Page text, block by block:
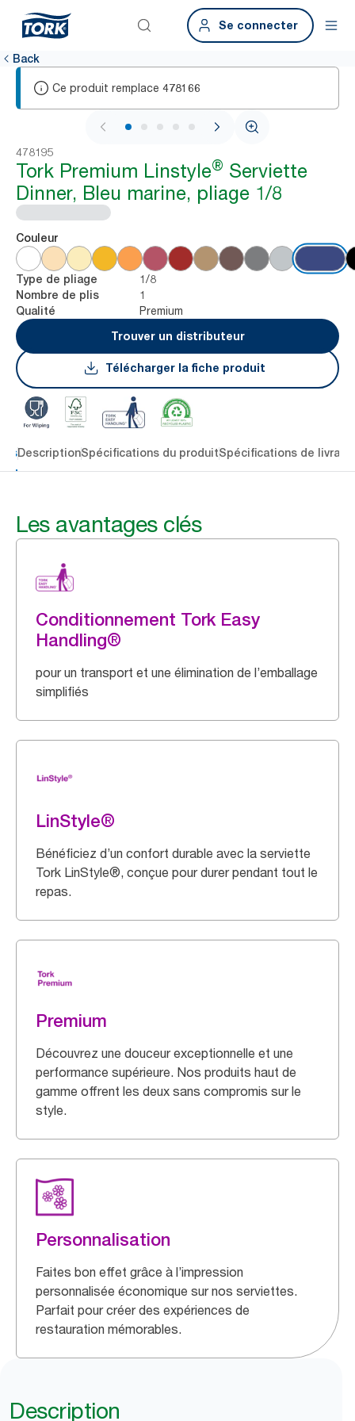
Se connecter
Back
Ce produit remplace 478166
1 / 5
478195
Tork Premium Linstyle® Serviette
Dinner, Bleu marine, pliage 1/8
Couleur
Type de pliage 1/8
Nombre de plis 1
Qualité
Premium
Trouver un distributeur
Télécharger la fiche produit
DescriptionSpécifications du produitSpécifications de
Les avantages clés
Conditionnement Tork Easy
Handling®
pour un transport et une élimination de l’emballage
simplifiés
LinStyle®
Bénéficiez d’un confort durable avec la serviette
Tork LinStyle®, conçue pour durer pendant tout le
repas.
Premium
Découvrez une douceur exceptionnelle et une
performance supérieure. Nos produits haut de
gamme offrent les deux sans compromis sur le
style.
Personnalisation
Faites bon effet grâce à l’impression
personnalisée économique sur nos serviettes.
Parfait pour créer des expériences de
restauration mémorables.
Description